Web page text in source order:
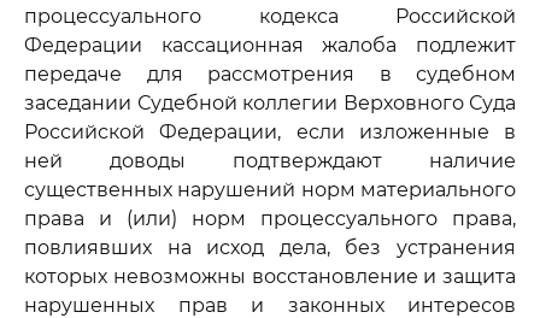
процессуального кодекса Российской
Федерации кассационная жалоба подлежит
передаче для рассмотрения в судебном
заседании Судебной коллегии Верховного Суда
Российской Федерации, если изложенные в
ней доводы подтверждают наличие
существенных нарушений норм материального
права и (или) норм процессуального права,
повлиявших на исход дела, без устранения
которых невозможны восстановление и защита
нарушенных прав и законных интересов